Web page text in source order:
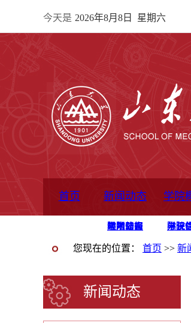
今天是 2026年8月8日 星期六
首页 新闻动态
通知公告
院所新闻
教学信息
学术动态
学院简报
学院
学院
学院
办公
院长
书记
您现在的位置： 首页 >> 新
新闻动态